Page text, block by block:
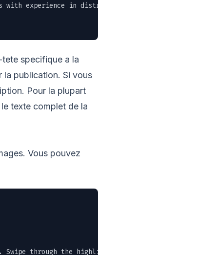
experience in distributed systems. Remote-
specifique a la
la publication. Si vous
Pour la plupart
texte complet de la
Vous pouvez
through the highlights or grab the full PDF in